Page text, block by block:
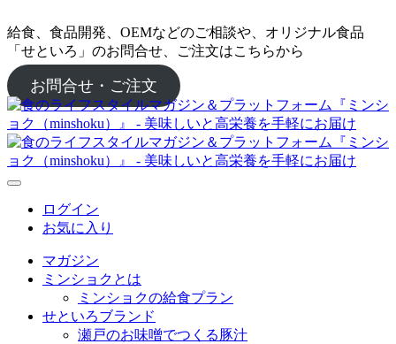
給食、食品開発、OEMなどのご相談や、オリジナル食品
「せといろ」のお問合せ、ご注文はこちらから
お問合せ・ご注文
ログイン
お気に入り
マガジン
ミンショクとは
ミンショクの給食プラン
せといろブランド
瀬戸のお味噌でつくる豚汁